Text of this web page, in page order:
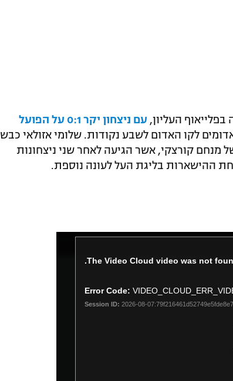
העליון,
עם ניצחון יקר 0:1 על הפועל
לקו האדום לשבע נקודות. שלומי אזולאי כבש
קורצקי, אשר הגיעה לאחר שני ניצחונות
ההישארות בליגת העל לעונה נוספת.
The Video Cloud video was not
Error Code:
Session ID: 2026-08-